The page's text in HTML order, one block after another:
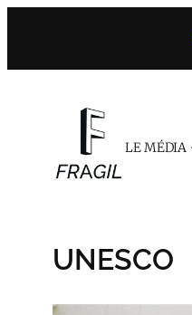
contenu
LE MÉDIA
UNESCO